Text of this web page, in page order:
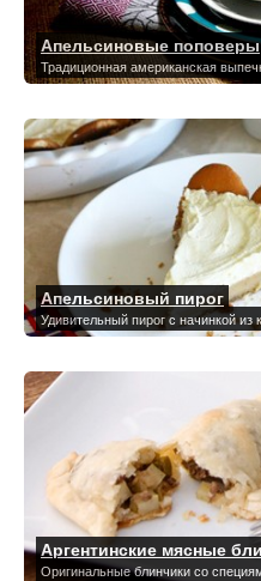
Апельсиновые поповеры
Традиционная американская
Апельсиновый пирог
Удивительный пирог с начинкой
Аргентинские мясные
Оригинальные блинчики со